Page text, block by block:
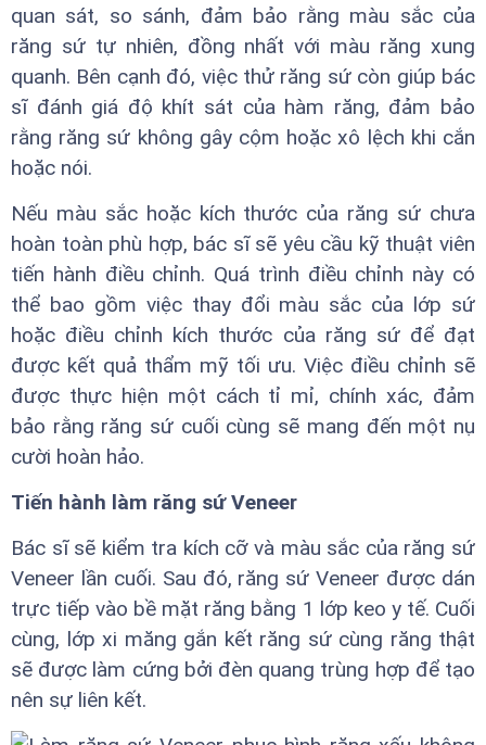
quan sát, so sánh, đảm bảo rằng màu sắc của
răng sứ tự nhiên, đồng nhất với màu răng xung
quanh. Bên cạnh đó, việc thử răng sứ còn giúp bác
sĩ đánh giá độ khít sát của hàm răng, đảm bảo
rằng răng sứ không gây cộm hoặc xô lệch khi cắn
hoặc nói.
Nếu màu sắc hoặc kích thước của răng sứ chưa
hoàn toàn phù hợp, bác sĩ sẽ yêu cầu kỹ thuật viên
tiến hành điều chỉnh. Quá trình điều chỉnh này có
thể bao gồm việc thay đổi màu sắc của lớp sứ
hoặc điều chỉnh kích thước của răng sứ để đạt
được kết quả thẩm mỹ tối ưu. Việc điều chỉnh sẽ
được thực hiện một cách tỉ mỉ, chính xác, đảm
bảo rằng răng sứ cuối cùng sẽ mang đến một nụ
cười hoàn hảo.
Tiến hành làm răng sứ Veneer
Bác sĩ sẽ kiểm tra kích cỡ và màu sắc của răng sứ
Veneer lần cuối. Sau đó, răng sứ Veneer được dán
trực tiếp vào bề mặt răng bằng 1 lớp keo y tế. Cuối
cùng, lớp xi măng gắn kết răng sứ cùng răng thật
sẽ được làm cứng bởi đèn quang trùng hợp để tạo
nên sự liên kết.